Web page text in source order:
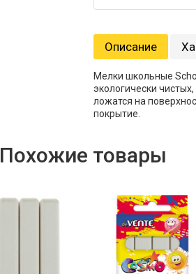
Описание
Мелки школьные
экологически
ложатся на
покрытие.
Похожие товары